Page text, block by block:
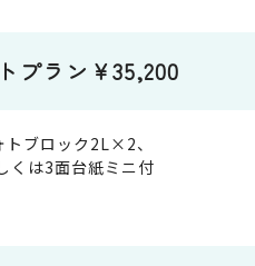
プラン￥35,200
ブロック2L×2、
くは3面台紙ミニ付
ンニング(以下弊社と
ト上で提供するサービ
」といいます。）にお
の取扱いについて、
。）を定めます。
要性を認識し、本ポ
重要性の認識と取り
の保護を推進いたし